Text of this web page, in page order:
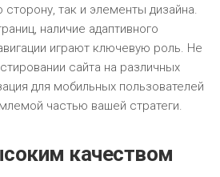
сторону, так и элементы дизайна.
наличие адаптивного
играют ключевую роль. Не
сайта на различных
для мобильных пользователей
частью вашей стратеги.
качеством